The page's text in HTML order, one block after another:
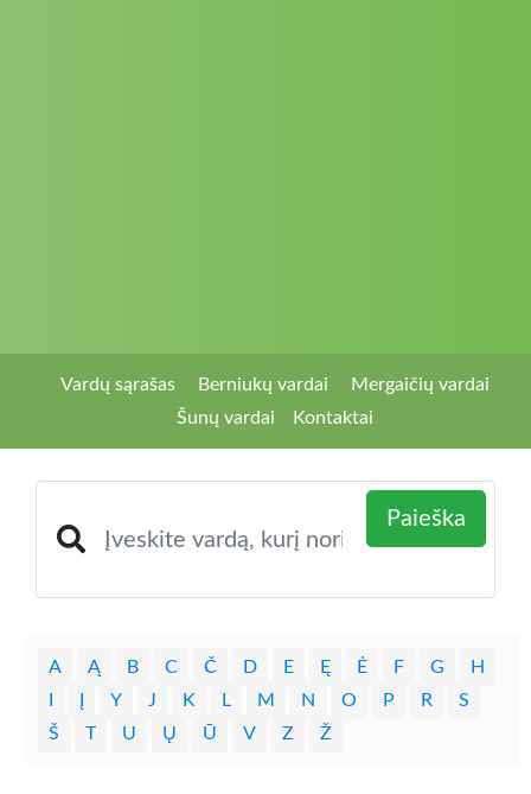
Vardų sąrašas Berniukų vardai
Mergaičių vardai
Šunų vardai
Kontaktai
Paieška
A Ą B C Č D E Ę Ė F G
H
Y J K L M N O P R
S
Š
T U Ų Ū V Z Ž